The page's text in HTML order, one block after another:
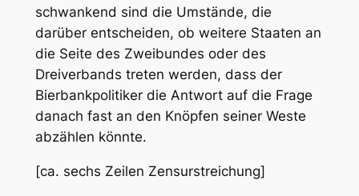
schwankend sind die Umstände, die
darüber entscheiden, ob weitere Staaten an
die Seite des Zweibundes oder des
Dreiverbands treten werden, dass der
Bierbankpolitiker die Antwort auf die Frage
danach fast an den Knöpfen seiner Weste
abzählen könnte.
[ca. sechs Zeilen Zensurstreichung]